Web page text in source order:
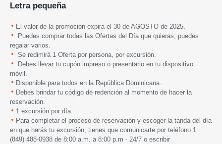
Letra pequeña
El valor de la promoción expira el 30 de AGOSTO de 2025.
Puedes comprar todas las Ofertas del Día que quieras; puedes
regalar varios.
Se redimirá 1 Oferta por persona, por excursión.
Debes llevar tu cupón impreso o presentarlo en tu dispositivo
móvil.
Disponible para todos en la República Dominicana.
Debes brindar tu código de redención al momento de hacer la
reservación.
1 excursión por día.
Para completar el proceso de reservación y escoger la tanda del día
en que harás tu excursión, tienes que comunicarte por teléfono 1
(849) 488-0938 de 8:00 a.m. a 8:00 p.m - 24/7 o escribir